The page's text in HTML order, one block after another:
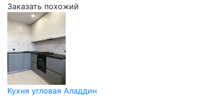
Заказать похожий
Кухня угловая Аладдин